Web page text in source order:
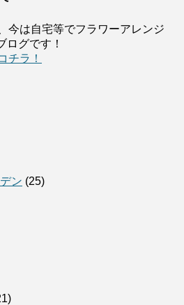
今は自宅等でフラワーアレンジ
ログです！
チラ！
ン (25)